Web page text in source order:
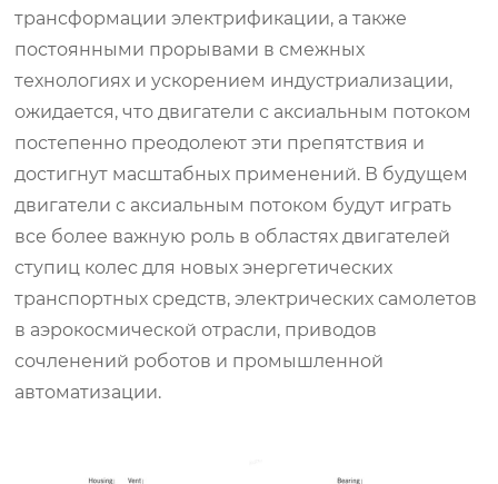
трансформации электрификации, а также
постоянными прорывами в смежных
технологиях и ускорением индустриализации,
ожидается, что двигатели с аксиальным потоком
постепенно преодолеют эти препятствия и
достигнут масштабных применений. В будущем
двигатели с аксиальным потоком будут играть
все более важную роль в областях двигателей
ступиц колес для новых энергетических
транспортных средств, электрических самолетов
в аэрокосмической отрасли, приводов
сочленений роботов и промышленной
автоматизации.